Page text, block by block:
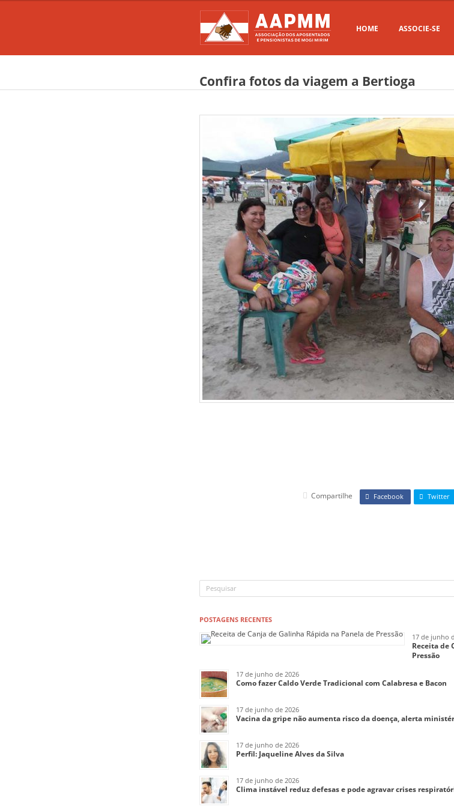
HOME ASSOCIE-SE
Confira fotos da viagem a Bertioga
Compartilhe Facebook Twitter
POSTAGENS RECENTES
17 de junho
Receita de
Pressão
17 de junho de 2026
Como fazer Caldo Verde Tradicional com Calabresa e Bacon
17 de junho de 2026
Vacina da gripe não aumenta risco da doença, alerta
17 de junho de 2026
Perfil: Jaqueline Alves da Silva
17 de junho de 2026
Clima instável reduz defesas e pode agravar crises